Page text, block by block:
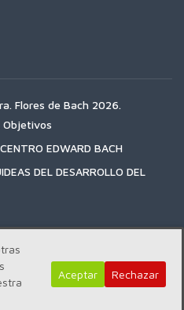
Flores de Bach 2026.
Objetivos
EDWARD BACH
DEL DESARROLLO DEL
© 2018 Aceptar Rechazar